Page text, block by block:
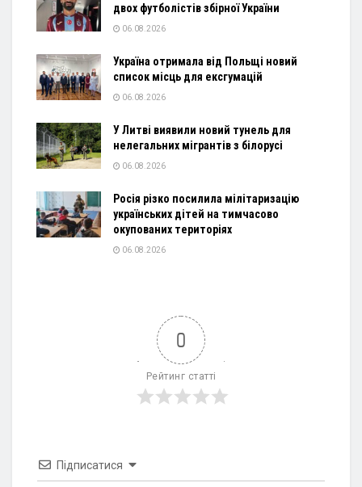
двох футболістів збірної України
06.08.2026
Україна отримала від Польщі новий
список місць для ексгумацій
06.08.2026
У Литві виявили новий тунель для
нелегальних мігрантів з білорусі
06.08.2026
Росія різко посилила мілітаризацію
українських дітей на тимчасово
окупованих територіях
06.08.2026
0
Рейтинг статті
Підписатися